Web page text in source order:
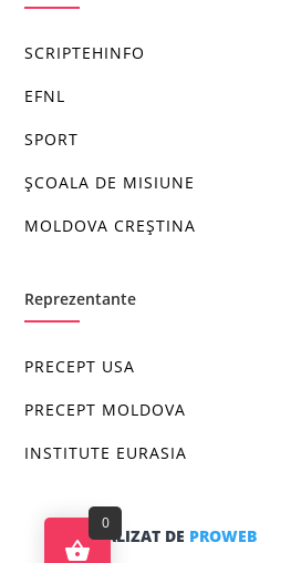
SCRIPTEHINFO
EFNL
SPORT
ȘCOALA DE MISIUNE
MOLDOVA CREȘTINA
Reprezentante
PRECEPT USA
PRECEPT MOLDOVA
INSTITUTE EURASIA
SITE REALIZAT DE PROWEB
0